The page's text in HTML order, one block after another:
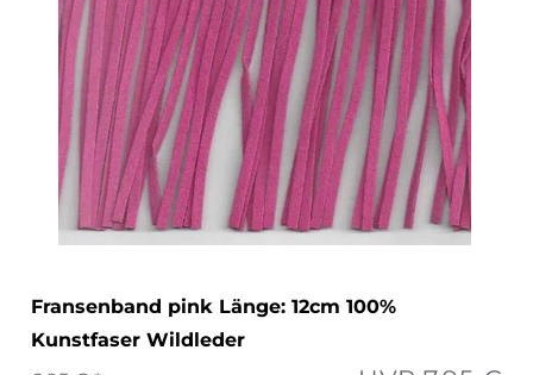
Fransenband pink Länge: 12cm 100%
Kunstfaser Wildleder